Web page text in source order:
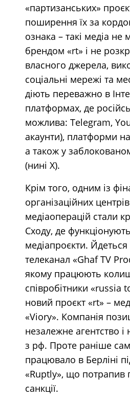
«партизанських»
поширення їх за
ознака – такі медіа не
брендом «rt» і не
власного джерела,
соціальні мережі та
діють переважно в
платформах, де
можлива: Telegram,
акаунти), платформи
а також у
(нині X).
Крім того, одним із
організаційних
медіаоперацій стали
Сходу, де
медіапроєкти.
телеканал «Ghaf TV
якому працюють
співробітники
новий проєкт «rt» –
«Viory». Компанія
незалежне агентство і
з рф. Проте раніше
працювало в Берліні
«Ruptly», що потрапив
санкції.